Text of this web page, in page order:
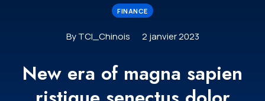
FINANCE
By TCI_Chinois 2 janvier 2023
New era of magna sapien